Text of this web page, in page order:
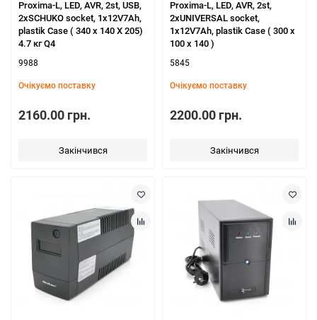
Proxima-L, LED, AVR, 2st, USB,
2xSCHUKO socket, 1x12V7Ah,
plastik Case ( 340 x 140 X 205)
4.7 кг Q4
9988
Очікуємо поставку
2160.00 грн.
Закінчився
Proxima-L, LED, AVR, 2st,
2xUNIVERSAL socket,
1x12V7Ah, plastik Case ( 300 x
100 x 140 )
5845
Очікуємо поставку
2200.00 грн.
Закінчився